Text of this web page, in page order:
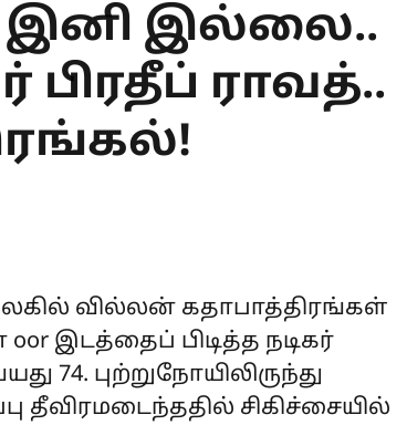
இனி இல்லை..
பிரதீப் ராவத்..
வில்லன் கதாபாத்திரங்கள்
இடத்தைப் பிடித்த நடிகர்
74. புற்றுநோயிலிருந்து
தீவிரமடைந்ததில் சிகிச்சையில்